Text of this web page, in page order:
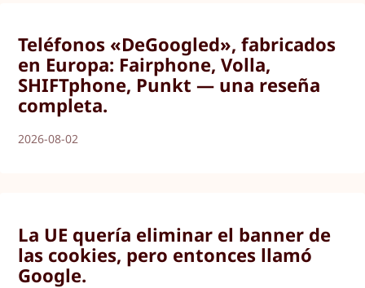
Teléfonos «DeGoogled», fabricados
en Europa: Fairphone, Volla,
SHIFTphone, Punkt — una reseña
completa.
2026-08-02
La UE quería eliminar el banner de
las cookies, pero entonces llamó
Google.